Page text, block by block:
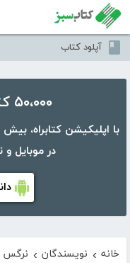
آپلود کتاب
۵۰،۰۰۰ کتاب در موبایل شما
در موبایل
خانه › نویسندگان › نرگس